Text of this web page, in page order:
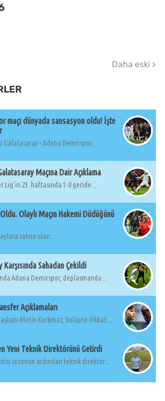
Daha eski
maçı dünyada sansasyon oldu! İşte
- Adana Demirspor...
Maçına Dair Açıklama
23. haftasında 1-0 geride...
Olaylı Maçın Hakemi Düdüğünü
sahne olan...
Sahadan Çekildi
Adana Demirspor, deplasmanda...
Açıklamaları
Metin Korkmaz, kulüpte dikkat...
Yeni Teknik Direktörünü Getirdi
sezonun ardından teknik direktör...